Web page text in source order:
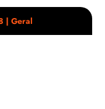
|Geral